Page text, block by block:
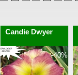
Candie Dwyer
-40%